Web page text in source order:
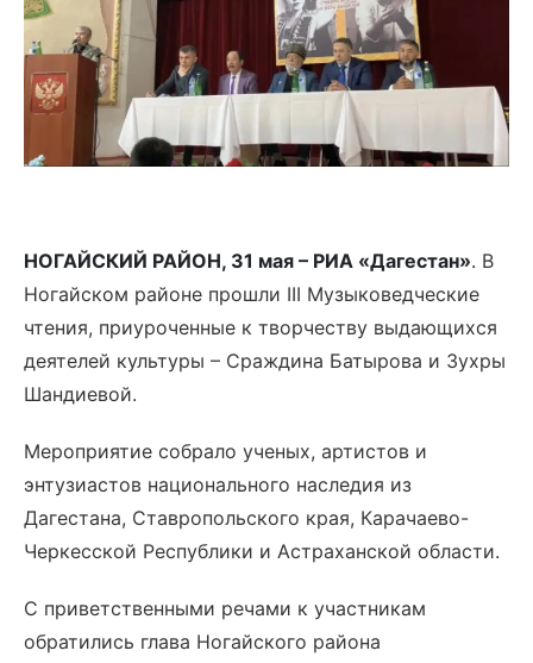
НОГАЙСКИЙ РАЙОН, 31 мая – РИА «Дагестан». В
Ногайском районе прошли III Музыковедческие
чтения, приуроченные к творчеству выдающихся
деятелей культуры – Сраждина Батырова и Зухры
Шандиевой.
Мероприятие собрало ученых, артистов и
энтузиастов национального наследия из
Дагестана, Ставропольского края, Карачаево-
Черкесской Республики и Астраханской области.
С приветственными речами к участникам
обратились глава Ногайского района